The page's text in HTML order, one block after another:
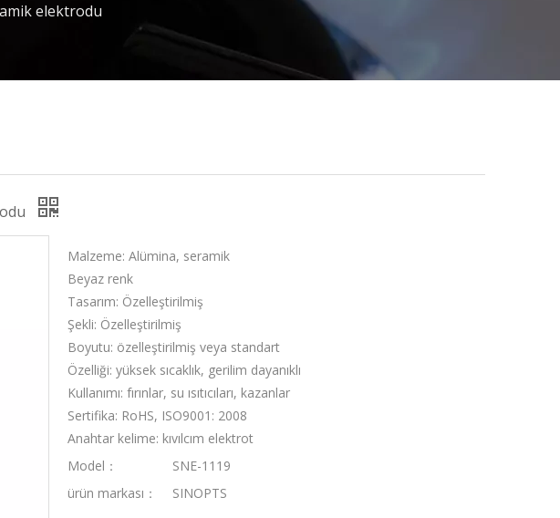
elektrodu
Malzeme: Alümina, seramik
Beyaz renk
Tasarım: Özelleştirilmiş
Şekli: Özelleştirilmiş
Boyutu: özelleştirilmiş veya standart
Özelliği: yüksek sıcaklık, gerilim dayanıklı
Kullanımı: fırınlar, su ısıtıcıları, kazanlar
Sertifika: RoHS, ISO9001: 2008
Anahtar kelime: kıvılcım elektrot
Model：
SNE-1119
ürün markası：
SINOPTS